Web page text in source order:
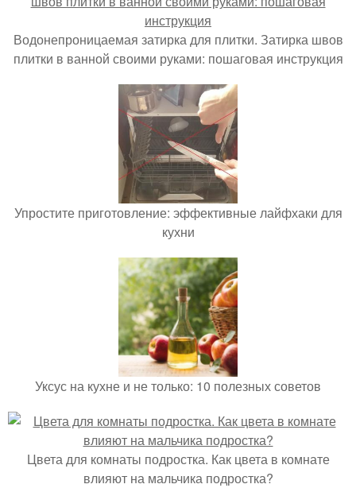
Водонепроницаемая затирка для плитки. Затирка швов
плитки в ванной своими руками: пошаговая инструкция
Упростите приготовление: эффективные лайфхаки для
кухни
Уксус на кухне и не только: 10 полезных советов
Цвета для комнаты подростка. Как цвета в комнате
влияют на мальчика подростка?